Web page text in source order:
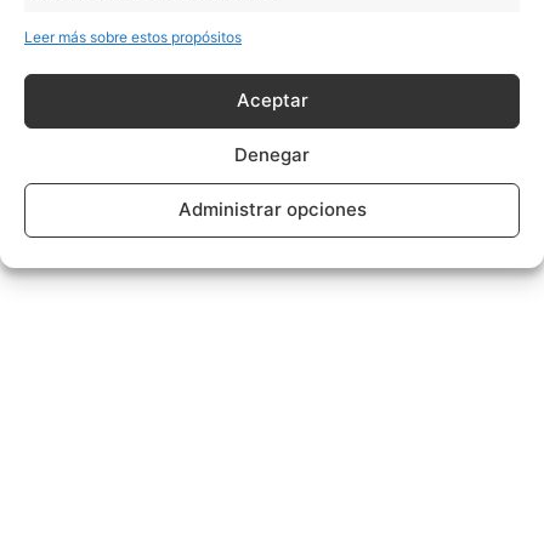
Leer más sobre estos propósitos
Aceptar
Denegar
Administrar opciones